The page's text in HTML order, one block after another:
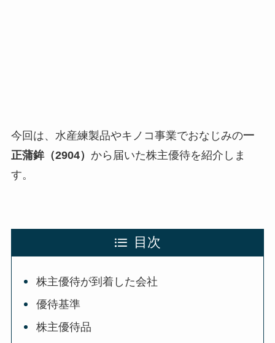
今回は、水産練製品やキノコ事業でおなじみの一
正蒲鉾（2904） から届いた株主優待を紹介しま
す。
目次
株主優待が到着した会社
優待基準
株主優待品